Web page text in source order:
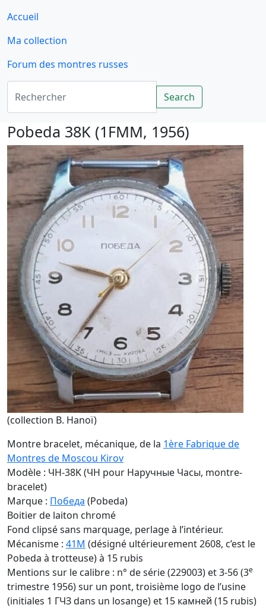
Accueil
Ma collection
Forum des montres russes
Rechercher
Search
Pobeda 38K (1FMM, 1956)
(collection B. Hanoï)
Montre bracelet, mécanique, de la 1ère Fabrique de
Montres de Moscou Kirov
Modèle : ЧH-38K (ЧH pour Наручные Часы, montre-
bracelet)
Marque : Победа (Pobeda)
Boitier de laiton chromé
Fond clipsé sans marquage, perlage à l’intérieur.
Mécanisme : 41M (désigné ultérieurement 2608, c’est le
Pobeda à trotteuse) à 15 rubis
Mentions sur le calibre : n° de série (229003) et 3-56 (3e
trimestre 1956) sur un pont, troisième logo de l’usine
(initiales 1 ГЧЗ dans un losange) et 15 камней (15 rubis)